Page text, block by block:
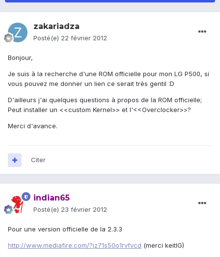
zakariadza
Posté(e) 22 février 2012
Bonjour,
Je suis à la recherche d'une ROM officielle pour mon LG P500, si
vous pouvez me donner un lien ce serait très gentil :D
D'ailleurs j'ai quelques questions à propos de la ROM officielle;
Peut installer un <<custom Kernel>> et l'<<Overclocker>>?
Merci d'avance.
Citer
indian65
Posté(e) 23 février 2012
Pour une version officielle de la 2.3.3
http://www.mediafire.com/?jz71s50o1rvfvcd (merci keitlG)